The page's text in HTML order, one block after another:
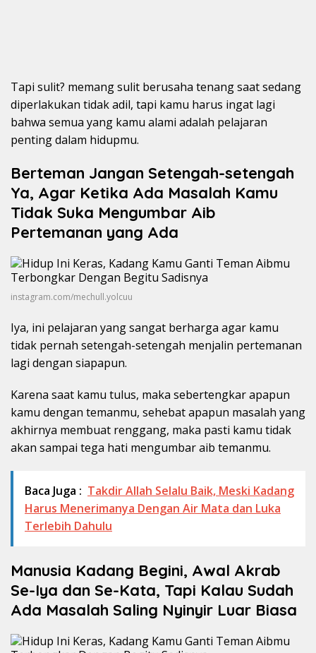
Tapi sulit? memang sulit berusaha tenang saat sedang
diperlakukan tidak adil, tapi kamu harus ingat lagi
bahwa semua yang kamu alami adalah pelajaran
penting dalam hidupmu.
Berteman Jangan Setengah-setengah
Ya, Agar Ketika Ada Masalah Kamu
Tidak Suka Mengumbar Aib
Pertemanan yang Ada
instagram.com/mechull.yolcuu
Iya, ini pelajaran yang sangat berharga agar kamu
tidak pernah setengah-setengah menjalin pertemanan
lagi dengan siapapun.
Karena saat kamu tulus, maka sebertengkar apapun
kamu dengan temanmu, sehebat apapun masalah yang
akhirnya membuat renggang, maka pasti kamu tidak
akan sampai tega hati mengumbar aib temanmu.
Baca Juga : Takdir Allah Selalu Baik, Meski Kadang
Harus Menerimanya Dengan Air Mata dan Luka
Terlebih Dahulu
Manusia Kadang Begini, Awal Akrab
Se-Iya dan Se-Kata, Tapi Kalau Sudah
Ada Masalah Saling Nyinyir Luar Biasa